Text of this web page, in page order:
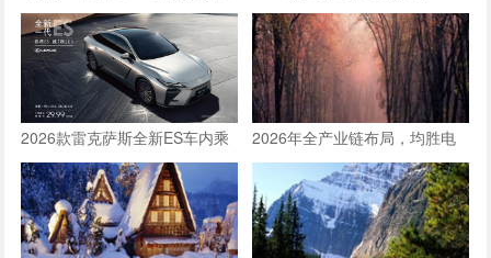
口碑与效果分析
300h车内乘坐空间体验全测评
2026款雷克萨斯全新ES车内乘
坐空间体验：适合一家三口长途
旅行的豪华轿车新选择
2026年全产业链布局，均胜电
子构建人形机器人核心竞争力